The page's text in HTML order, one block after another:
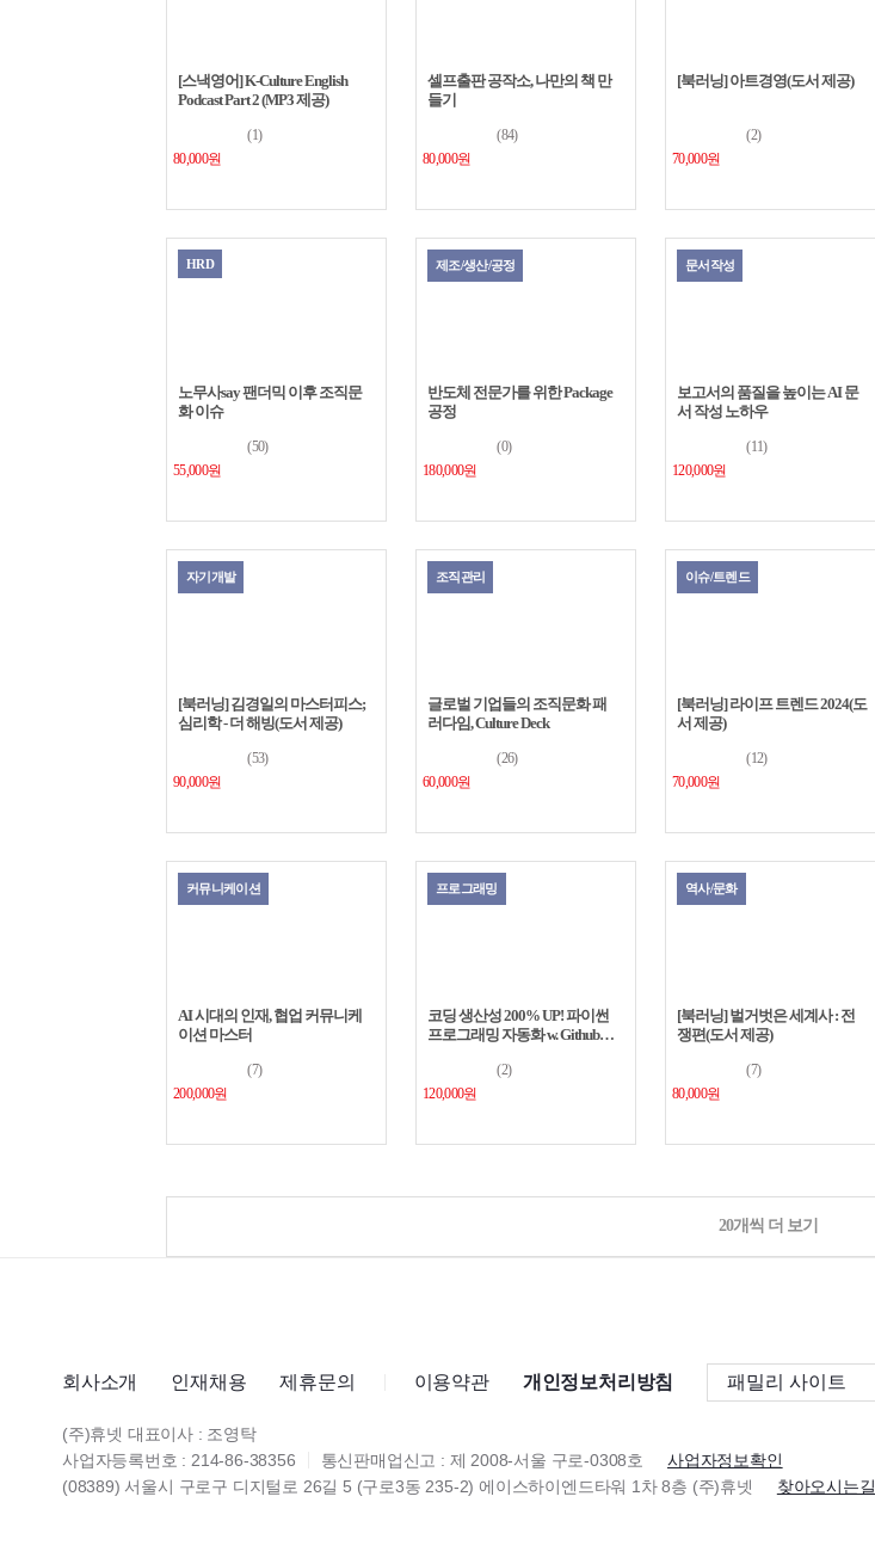
[스낵영어] K-Culture English
Podcast Part 2 (MP3 제공)
(1)
80,000원
셀프출판 공작소, 나만의 책 만
들기
(84)
80,000원
[북러닝] 아트경영(도서 제공)
(2)
70,000원
HRD
노무사say 팬더믹 이후 조직문
화 이슈
(50)
55,000원
제조/생산/공정
반도체 전문가를 위한 Package
공정
(0)
180,000원
문서작성
보고서의 품질을 높이는 AI 문
서 작성 노하우
(11)
120,000원
자기개발
[북러닝] 김경일의 마스터피스;
심리학 - 더 해빙(도서 제공)
(53)
90,000원
조직관리
글로벌 기업들의 조직문화 패
러다임, Culture Deck
(26)
60,000원
이슈/트렌드
[북러닝] 라이프 트렌드 2024(도
서 제공)
(12)
70,000원
커뮤니케이션
AI 시대의 인재, 협업 커뮤니케
이션 마스터
(7)
200,000원
프로그래밍
코딩 생산성 200% UP! 파이썬
프로그래밍 자동화 w. Github
(2)
120,000원
역사/문화
[북러닝] 벌거벗은 세계사 : 전
쟁편(도서 제공)
(7)
80,000원
20개씩 더 보기
회사소개 인재채용 제휴문의 이용약관 개인정보처리방침 패밀리 사이트
(주)휴넷 대표이사 : 조영탁
사업자등록번호 : 214-86-38356
통신판매업신고 : 제 2008-서울 구로-0308호
사업자정보확인
(08389) 서울시 구로구 디지털로 26길 5 (구로3동 235-2) 에이스하이엔드타워 1차 8층 (주)휴넷
찾아오시는길